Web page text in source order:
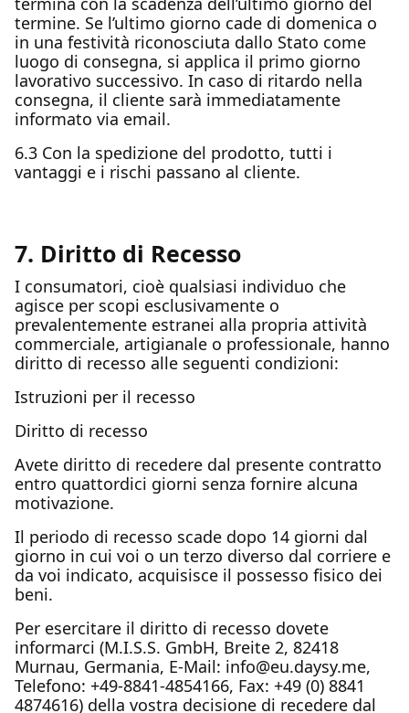
termine. Se l’ultimo giorno cade di domenica o
in una festività riconosciuta dallo Stato come
luogo di consegna, si applica il primo giorno
lavorativo successivo. In caso di ritardo nella
consegna, il cliente sarà immediatamente
informato via email.
6.3 Con la spedizione del prodotto, tutti i
vantaggi e i rischi passano al cliente.
7. Diritto di Recesso
I consumatori, cioè qualsiasi individuo che
agisce per scopi esclusivamente o
prevalentemente estranei alla propria attività
commerciale, artigianale o professionale, hanno
diritto di recesso alle seguenti condizioni:
Istruzioni per il recesso
Diritto di recesso
Avete diritto di recedere dal presente contratto
entro quattordici giorni senza fornire alcuna
motivazione.
Il periodo di recesso scade dopo 14 giorni dal
giorno in cui voi o un terzo diverso dal corriere e
da voi indicato, acquisisce il possesso fisico dei
beni.
Per esercitare il diritto di recesso dovete
informarci (M.I.S.S. GmbH, Breite 2, 82418
Murnau, Germania, E-Mail: info@eu.daysy.me,
Telefono: +49-8841-4854166, Fax: +49 (0) 8841
4874616) della vostra decisione di recedere dal